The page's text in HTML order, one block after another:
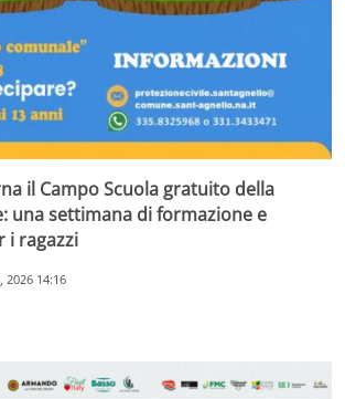
il Campo Scuola gratuito della
una settimana di formazione e
i ragazzi
2026 14:16